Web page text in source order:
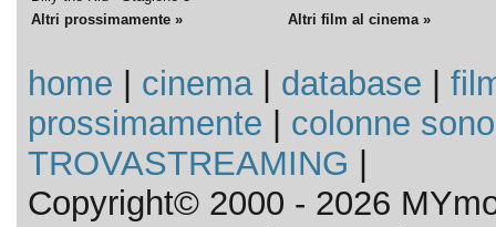
Altri prossimamente »
Altri film al cinema »
home cinema| database
prossimamente
colonne
TROVASTREAMING
Copyright© 2000 - 2026